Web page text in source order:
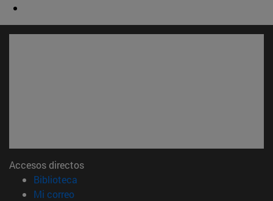
Accesos directos
Biblioteca
Mi correo(abre en nueva ventana)